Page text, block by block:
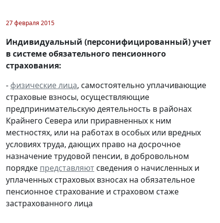
27 февраля 2015
Индивидуальный (персонифицированный) учет
в системе обязательного пенсионного
страхования:
- физические лица, самостоятельно уплачивающие
страховые взносы, осуществляющие
предпринимательскую деятельность в районах
Крайнего Севера или приравненных к ним
местностях, или на работах в особых или вредных
условиях труда, дающих право на досрочное
назначение трудовой пенсии, в добровольном
порядке представляют сведения о начисленных и
уплаченных страховых взносах на обязательное
пенсионное страхование и страховом стаже
застрахованного лица